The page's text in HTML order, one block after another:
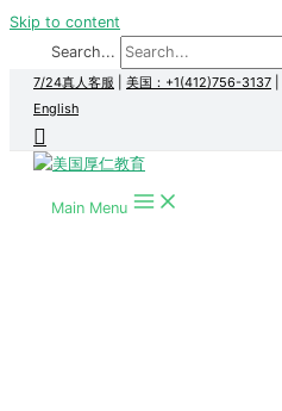
Skip to content
Search...
7/24真人客服 美国：+1(412)756-3137
English
Main Menu